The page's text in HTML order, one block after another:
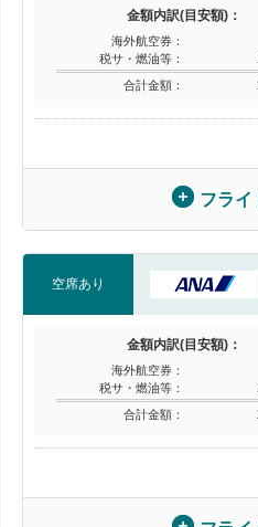
金額内訳(目安額)：
海外航空券：
税サ・燃油等：
合計金額：
フライ
空席あり
金額内訳(目安額)：
海外航空券：
税サ・燃油等：
合計金額：